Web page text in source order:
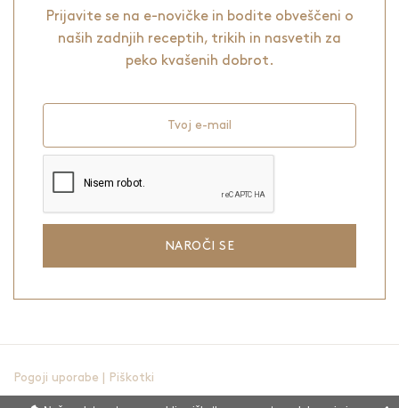
Prijavite se na e-novičke in bodite obveščeni o
naših zadnjih receptih, trikih in nasvetih za
peko kvašenih dobrot.
Tvoj e-mail
NAROČI SE
Pogoji uporabe Piškotki